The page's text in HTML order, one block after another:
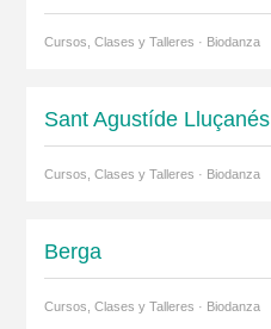
Cursos, Clases y Talleres · Biodanza
Sant Agustíde Lluçanés
Cursos, Clases y Talleres · Biodanza
Berga
Cursos, Clases y Talleres · Biodanza